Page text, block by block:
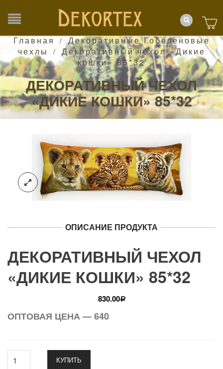
Главная /
Декоративные Гобеленовые
чехлы
/ Декоративный чехол «Дикие
кошки» 85*32
ДЕКОРАТИВНЫЙ ЧЕХОЛ
«ДИКИЕ КОШКИ» 85*32
ОПИСАНИЕ ПРОДУКТА
ДЕКОРАТИВНЫЙ ЧЕХОЛ
«ДИКИЕ КОШКИ» 85*32
830.00Р
ОПТОВАЯ ЦЕНА — 640
КУПИТЬ